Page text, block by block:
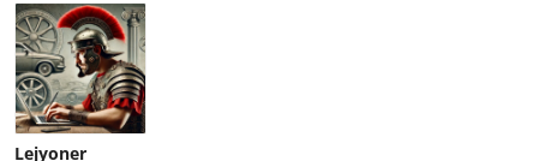
Lejyoner